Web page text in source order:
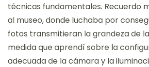
técnicas fundamentales. Recuerdo
al museo, donde luchaba por
fotos transmitieran la grandeza de
medida que aprendí sobre la
adecuada de la cámara y la